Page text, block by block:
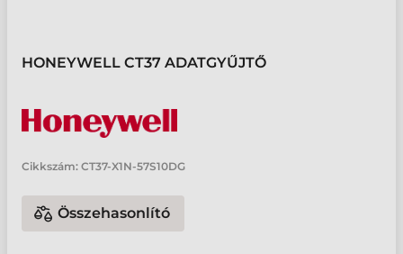
HONEYWELL CT37 ADATGYŰJTŐ
Cikkszám: CT37-X1N-57S10DG
Összehasonlító